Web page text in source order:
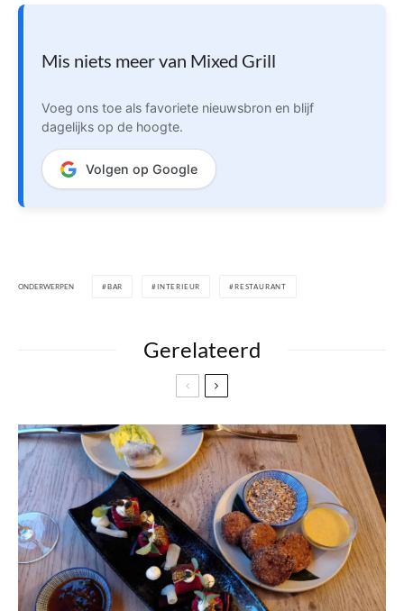
Mis niets meer van Mixed Grill
Voeg ons toe als favoriete nieuwsbron en blijf
dagelijks op de hoogte.
Volgen op Google
ONDERWERPEN BAR INTERIEUR RESTAURANT
Gerelateerd